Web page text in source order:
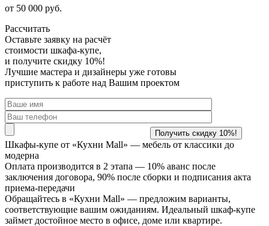
от 50 000 руб.
Рассчитать
Оставьте заявку на расчёт
стоимости шкафа-купе,
и получите скидку 10%!
Лучшие мастера и дизайнеры уже готовы
приступить к работе над Вашим проектом
Шкафы-купе от «Кухни Mall» — мебель от классики до
модерна
Оплата производится в 2 этапа — 10% аванс после
заключения договора, 90% после сборки и подписания акта
приема-передачи
Обращайтесь в «Кухни Mall» — предложим варианты,
соответствующие вашим ожиданиям. Идеальный шкаф-купе
займет достойное место в офисе, доме или квартире.